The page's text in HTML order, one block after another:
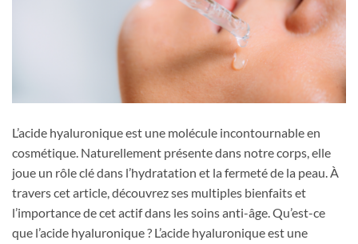
L’acide hyaluronique est une molécule incontournable en
cosmétique. Naturellement présente dans notre corps, elle
joue un rôle clé dans l’hydratation et la fermeté de la peau. À
travers cet article, découvrez ses multiples bienfaits et
l’importance de cet actif dans les soins anti-âge. Qu’est-ce
que l’acide hyaluronique ? L’acide hyaluronique est une